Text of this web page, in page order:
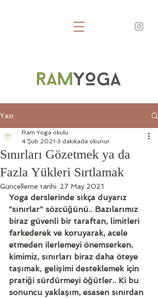
Yazı
Sınırları Gözetmek ya da
Fazla Yükleri Sırtlamak
Ram Yoga okulu
4 Şub 2021 3 dakikada okunur
Güncelleme tarihi: 27 May 2021
Yoga derslerinde sıkça duyarız
“sınırlar” sözcüğünü.. Bazılarımız
biraz güvenli bir taraftan, limitleri
farkederek ve koruyarak, acele
etmeden ilerlemeyi önemserken,
kimimiz, sınırları biraz daha öteye
taşımak, gelişimi desteklemek için
pratiği sürdürmeyi öğütler.. Ki bu
sonuncu yaklaşım, esasen sınırdan